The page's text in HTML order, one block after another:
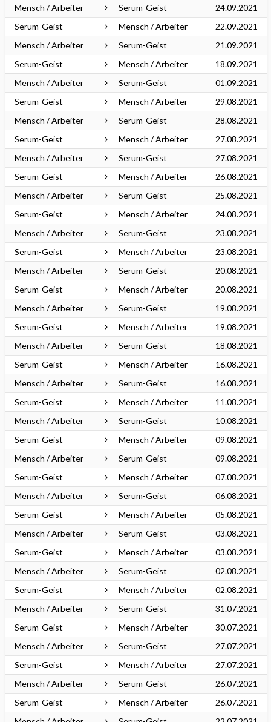
Mensch / Arbeiter
Serum-Geist
24.09.2021
Serum-Geist
Mensch / Arbeiter
22.09.2021
Mensch / Arbeiter
Serum-Geist
21.09.2021
Serum-Geist
Mensch / Arbeiter
18.09.2021
Mensch / Arbeiter
Serum-Geist
01.09.2021
Serum-Geist
Mensch / Arbeiter
29.08.2021
Mensch / Arbeiter
Serum-Geist
28.08.2021
Serum-Geist
Mensch / Arbeiter
27.08.2021
Mensch / Arbeiter
Serum-Geist
27.08.2021
Serum-Geist
Mensch / Arbeiter
26.08.2021
Mensch / Arbeiter
Serum-Geist
25.08.2021
Serum-Geist
Mensch / Arbeiter
24.08.2021
Mensch / Arbeiter
Serum-Geist
23.08.2021
Serum-Geist
Mensch / Arbeiter
23.08.2021
Mensch / Arbeiter
Serum-Geist
20.08.2021
Serum-Geist
Mensch / Arbeiter
20.08.2021
Mensch / Arbeiter
Serum-Geist
19.08.2021
Serum-Geist
Mensch / Arbeiter
19.08.2021
Mensch / Arbeiter
Serum-Geist
18.08.2021
Serum-Geist
Mensch / Arbeiter
16.08.2021
Mensch / Arbeiter
Serum-Geist
16.08.2021
Serum-Geist
Mensch / Arbeiter
11.08.2021
Mensch / Arbeiter
Serum-Geist
10.08.2021
Serum-Geist
Mensch / Arbeiter
09.08.2021
Mensch / Arbeiter
Serum-Geist
09.08.2021
Serum-Geist
Mensch / Arbeiter
07.08.2021
Mensch / Arbeiter
Serum-Geist
06.08.2021
Serum-Geist
Mensch / Arbeiter
05.08.2021
Mensch / Arbeiter
Serum-Geist
03.08.2021
Serum-Geist
Mensch / Arbeiter
03.08.2021
Mensch / Arbeiter
Serum-Geist
02.08.2021
Serum-Geist
Mensch / Arbeiter
02.08.2021
Mensch / Arbeiter
Serum-Geist
31.07.2021
Serum-Geist
Mensch / Arbeiter
30.07.2021
Mensch / Arbeiter
Serum-Geist
27.07.2021
Serum-Geist
Mensch / Arbeiter
27.07.2021
Mensch / Arbeiter
Serum-Geist
26.07.2021
Serum-Geist
Mensch / Arbeiter
26.07.2021